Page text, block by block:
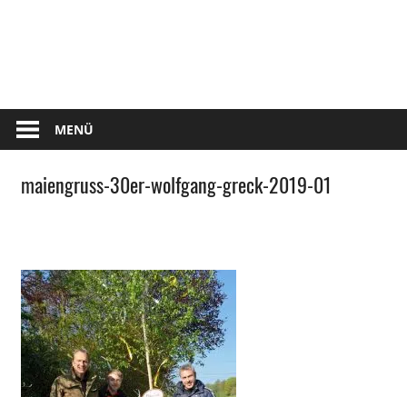
MENÜ
maiengruss-30er-wolfgang-greck-2019-01